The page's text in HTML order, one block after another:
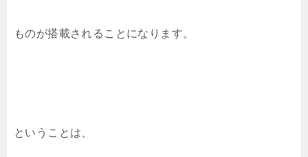
ものが搭載されることになります。
ということは、